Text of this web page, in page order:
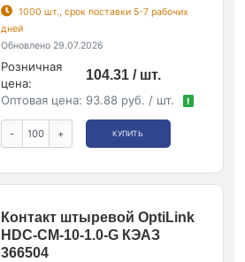
1000 шт., срок поставки 5-7 рабочих
дней
Обновлено 29.07.2026
Розничная
цена:
104.31 / шт.
Оптовая цена: 93.88 руб. / шт. !
- + КУПИТЬ
Контакт штыревой OptiLink
HDC-CM-10-1.0-G КЭАЗ
366504